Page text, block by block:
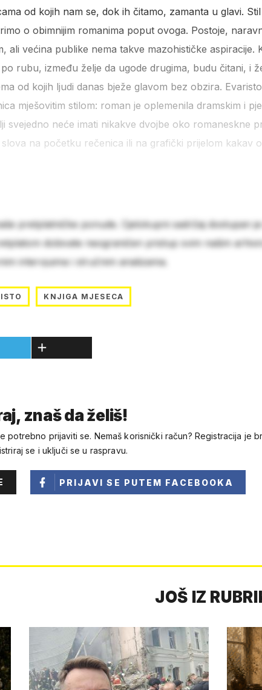
od kojih nam se, dok ih čitamo, zamanta u glavi.
o obimnijim romanima poput ovoga. Postoje,
ali većina publike nema takve mazohističke aspiracije.
rubu, između želje da ugode drugima, budu čitani, i
od kojih ljudi danas bježe glavom bez obzira.
mješovitim stilom: roman je oplemenila dramskim i
svejedno neće imati nikakve dvojbe oko romaneskne
na početku rečenica ili na grafički prijelom kakav
pretplatničke ponude. Cjelokupni sadržaj dostupan
dobivate neograničen pristup svim našim
intervjuima i stručnim analizama.
KNJIGA MJESECA
znaš da želiš!
potrebno prijaviti se. Nemaš korisnički račun? Registracija je
se i uključi se u raspravu.
PRIJAVI SE PUTEM FACEBOOKA
JOŠ IZ